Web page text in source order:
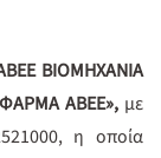
ΒΙΟΜΗΧΑΝΙΑ
ΑΒΕΕ», με
η οποία